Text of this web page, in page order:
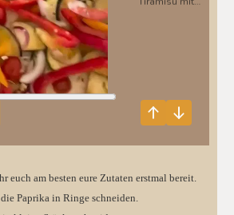
euch am besten eure Zutaten erstmal bereit.
die Paprika in Ringe schneiden.